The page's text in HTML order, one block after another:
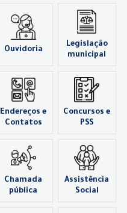
Ouvidoria
Legislação
municipal
Endereços e
Contatos
Concursos e
PSS
Chamada
pública
Assistência
Social